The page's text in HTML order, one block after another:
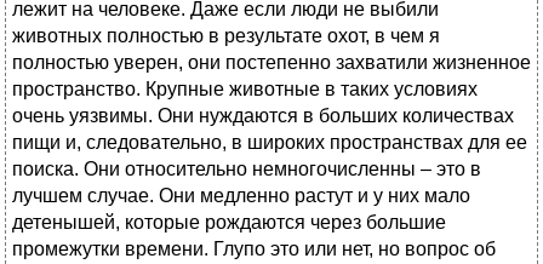
лежит на человеке. Даже если люди не выбили
животных полностью в результате охот, в чем я
полностью уверен, они постепенно захватили жизненное
пространство. Крупные животные в таких условиях
очень уязвимы. Они нуждаются в больших количествах
пищи и, следовательно, в широких пространствах для ее
поиска. Они относительно немногочисленны – это в
лучшем случае. Они медленно растут и у них мало
детенышей, которые рождаются через большие
промежутки времени. Глупо это или нет, но вопрос об